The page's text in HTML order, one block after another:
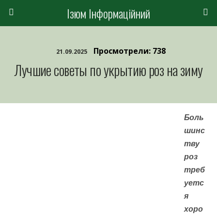
Ізюм Інформаційний
21.09.2025 Просмотрели: 738
Лучшие советы по укрытию роз на зиму
Боль
шинс
тву
роз
треб
уетс
я
хоро